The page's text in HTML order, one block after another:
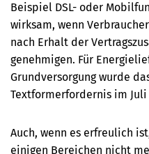
Beispiel DSL- oder
wirksam, wenn
nach Erhalt der
genehmigen. Für
Grundversorgung wurde
Textformerfordernis im Juli
Auch, wenn es erfreulich
einigen Bereichen nicht